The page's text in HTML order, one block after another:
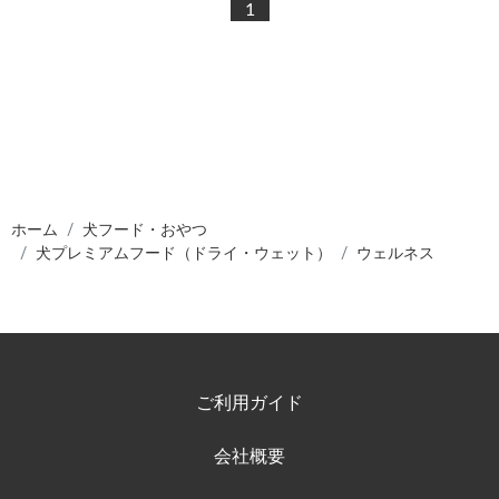
1
ホーム
犬フード・おやつ
犬プレミアムフード（ドライ・ウェット）
ウェルネス
ご利用ガイド
会社概要